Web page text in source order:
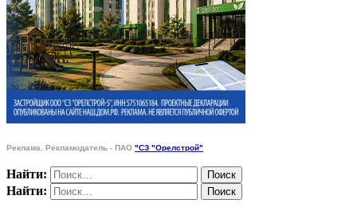
Реклама. Рекламодатель - ПАО "СЗ "Орелстрой"
Найти:
Найти: